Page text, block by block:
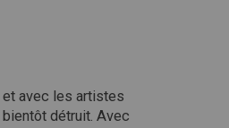
et avec les artistes
bientôt détruit. Avec